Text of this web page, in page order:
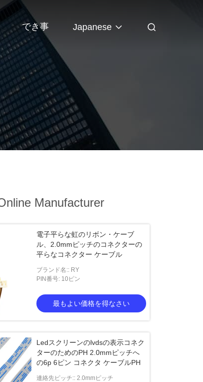
でき事 Japanese
Manufacturer
電子平らな虹のリボン・ケーブ
ル、2.0mmピッチのコネクターの
平らなコネクター ケーブル
ブランド名:: RY
PIN番号: 10ピン
最もよい価格を得なさい
Ledスクリーンのlvdsの表示コネク
ターのためのPH 2.0mmピッチへ
の6p 6ピン コネクタ ケーブルPH
連絡先ピッチ:: 2.0mmピッチ